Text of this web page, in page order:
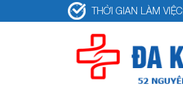
THỜI GIAN LÀM